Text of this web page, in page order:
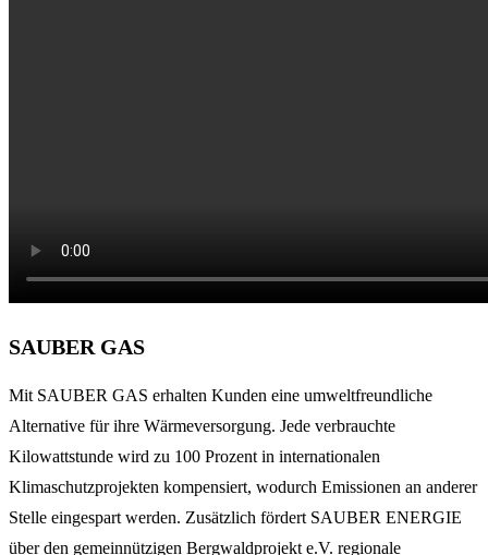
SAUBER GAS
Mit SAUBER GAS erhalten Kunden eine umweltfreundliche
Alternative für ihre Wärmeversorgung. Jede verbrauchte
Kilowattstunde wird zu 100 Prozent in internationalen
Klimaschutzprojekten kompensiert, wodurch Emissionen an anderer
Stelle eingespart werden. Zusätzlich fördert SAUBER ENERGIE
über den gemeinnützigen Bergwaldprojekt e.V. regionale